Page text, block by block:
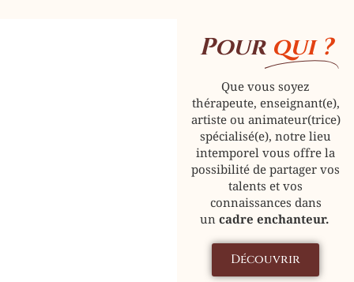
Pour qui ?
Que vous soyez
thérapeute, enseignant(e),
artiste ou animateur(trice)
spécialisé(e), notre lieu
intemporel vous offre la
possibilité de partager vos
talents et vos
connaissances dans
un cadre enchanteur.
Découvrir